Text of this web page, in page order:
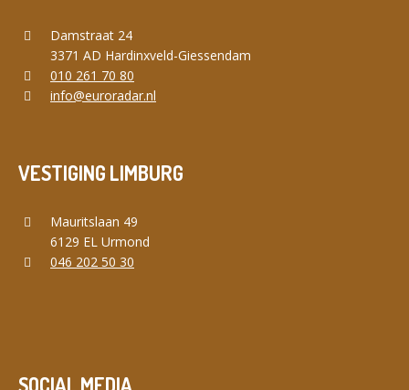
Damstraat 24
3371 AD Hardinxveld-Giessendam
010 261 70 80
info@euroradar.nl
VESTIGING LIMBURG
Mauritslaan 49
6129 EL Urmond
046 202 50 30
SOCIAL MEDIA